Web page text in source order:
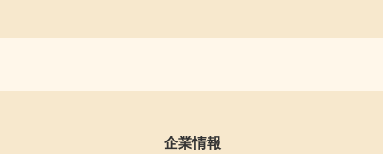
企業情報